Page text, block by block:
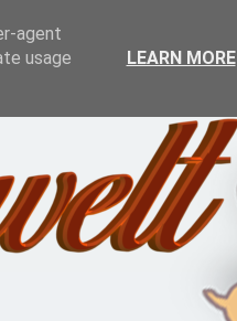
agent
usage
LEARN MORE